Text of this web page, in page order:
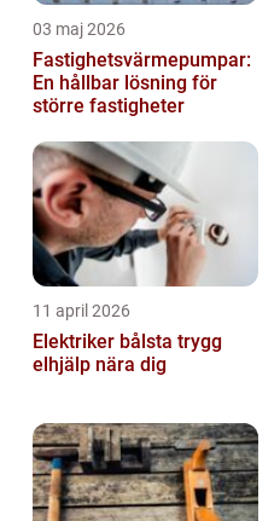
03 maj 2026
Fastighetsvärmepumpar:
En hållbar lösning för
större fastigheter
11 april 2026
Elektriker bålsta trygg
elhjälp nära dig